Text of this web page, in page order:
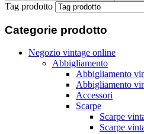
Tag prodotto
Categorie prodotto
Negozio vintage online
Abbigliamento
Abbigliamento
Abbigliamento
Accessori
Scarpe
Scarpe
Scarpe